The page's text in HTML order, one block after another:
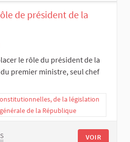
de président de la
le rôle du président de la
premier ministre, seul chef
de la législation
de la République
VOIR